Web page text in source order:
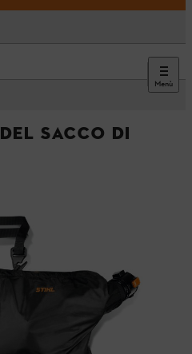
Menù
sacco di